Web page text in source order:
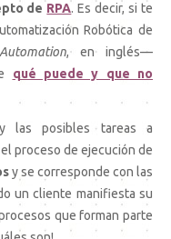
de RPA. Es decir, si te
Robótica de
, en inglés—
qué puede y que no
las posibles tareas a
proceso de ejecución de
y se corresponde con las
un cliente manifiesta su
que forman parte